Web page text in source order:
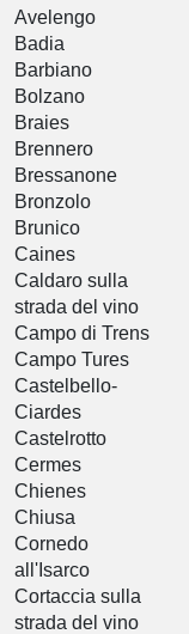
Avelengo
Badia
Barbiano
Bolzano
Braies
Brennero
Bressanone
Bronzolo
Brunico
Caines
Caldaro sulla
strada del vino
Campo di Trens
Campo Tures
Castelbello-
Ciardes
Castelrotto
Cermes
Chienes
Chiusa
Cornedo
all'Isarco
Cortaccia sulla
strada del vino